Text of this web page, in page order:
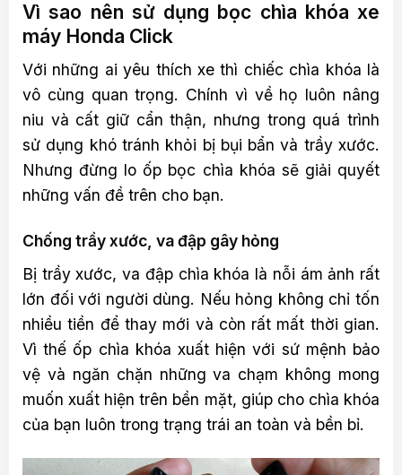
Vì sao nên sử dụng bọc chìa khóa xe
máy Honda Click
Với những ai yêu thích xe thì chiếc chìa khóa là
vô cùng quan trọng. Chính vì về họ luôn nâng
niu và cất giữ cẩn thận, nhưng trong quá trình
sử dụng khó tránh khỏi bị bụi bẩn và trầy xước.
Nhưng đừng lo ốp bọc chìa khóa sẽ giải quyết
những vấn đề trên cho bạn.
Chống trầy xước, va đập gây hỏng
Bị trầy xước, va đập chìa khóa là nỗi ám ảnh rất
lớn đối với người dùng. Nếu hỏng không chỉ tốn
nhiều tiền để thay mới và còn rất mất thời gian.
Vì thế ốp chìa khóa xuất hiện với sứ mệnh bảo
vệ và ngăn chặn những va chạm không mong
muốn xuất hiện trên bền mặt, giúp cho chìa khóa
của bạn luôn trong trạng trái an toàn và bền bỉ.